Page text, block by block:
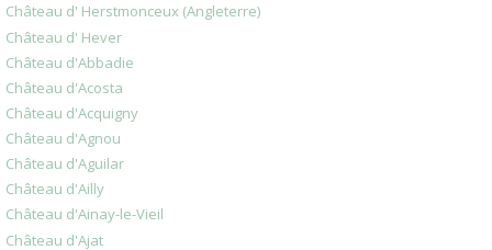
Château d' Herstmonceux (Angleterre)
Château d' Hever
Château d'Abbadie
Château d'Acosta
Château d'Acquigny
Château d'Agnou
Château d'Aguilar
Château d'Ailly
Château d'Ainay-le-Vieil
Château d'Ajat